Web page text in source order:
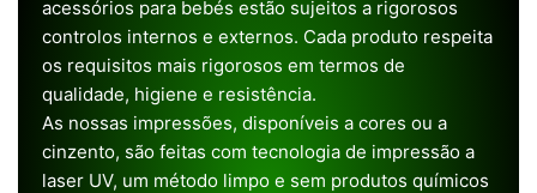
acessórios para bebés estão sujeitos a rigorosos
controlos internos e externos. Cada produto respeita
os requisitos mais rigorosos em termos de
qualidade, higiene e resistência.
As nossas impressões, disponíveis a cores ou a
cinzento, são feitas com tecnologia de impressão a
laser UV, um método limpo e sem produtos químicos